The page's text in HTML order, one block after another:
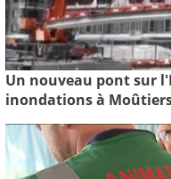
Un nouveau pont sur
inondations à